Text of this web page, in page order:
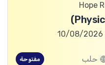
حلب مفتوحة